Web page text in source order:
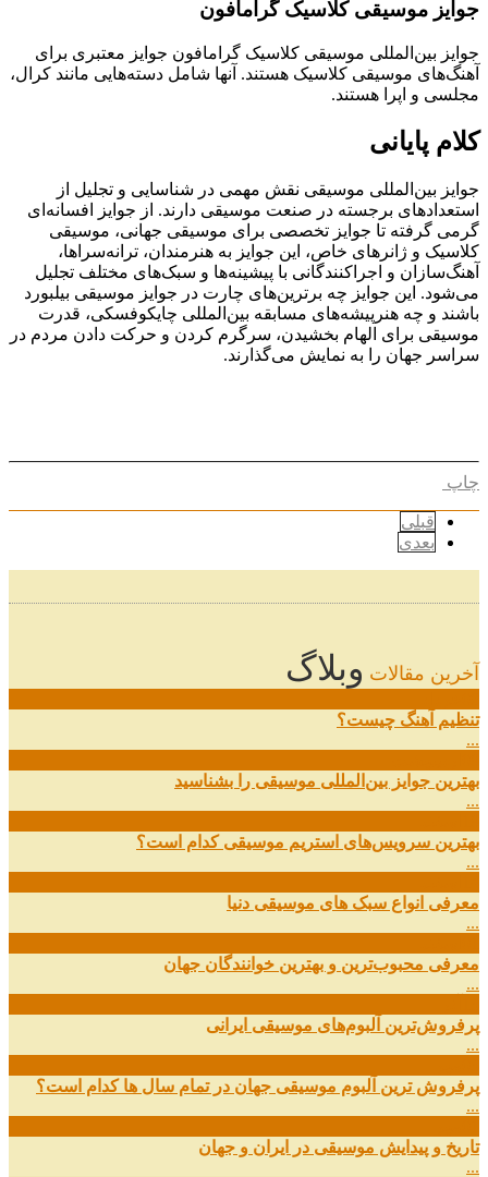
جوایز موسیقی کلاسیک گرامافون
جوایز بین‌المللی موسیقی کلاسیک گرامافون جوایز معتبری برای
آهنگ‌های موسیقی کلاسیک هستند. آنها شامل دسته‌هایی مانند کرال،
مجلسی و اپرا هستند.
کلام پایانی
جوایز بین‌المللی موسیقی نقش مهمی در شناسایی و تجلیل از
استعدادهای برجسته در صنعت موسیقی دارند. از جوایز افسانه‌ای
گرمی گرفته تا جوایز تخصصی برای موسیقی جهانی، موسیقی
کلاسیک و ژانرهای خاص، این جوایز به هنرمندان، ترانه‌سراها،
آهنگ‌سازان و اجراکنندگانی با پیشینه‌ها و سبک‌های مختلف تجلیل
می‌شود. این جوایز چه برترین‌های چارت در جوایز موسیقی بیلبورد
باشند و چه هنرپیشه‌های مسابقه بین‌المللی چایکوفسکی، قدرت
موسیقی برای الهام بخشیدن، سرگرم کردن و حرکت دادن مردم در
سراسر جهان را به نمایش می‌گذارند.
چاپ
قبلی
بعدی
آخرین مقالات وبلاگ
تنظیم آهنگ چیست؟
...
بهترین جوایز بین‌المللی موسیقی را بشناسید
...
بهترین سرویس‌های استریم موسیقی کدام است؟
...
معرفی انواع سبک های موسیقی دنیا
...
معرفی محبوب‌ترین و بهترین خوانندگان جهان
...
پرفروش‌ترین آلبوم‌های موسیقی ایرانی
...
پرفروش ترین آلبوم موسیقی جهان در تمام سال ها کدام است؟
...
تاریخ و پیدایش موسیقی در ایران و جهان
...